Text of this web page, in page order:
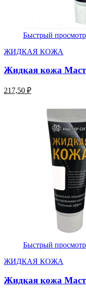
Быстрый просмотр
ЖИДКАЯ КОЖА
Жидкая кожа
217,50 ₽
Быстрый просмотр
ЖИДКАЯ КОЖА
Жидкая кожа